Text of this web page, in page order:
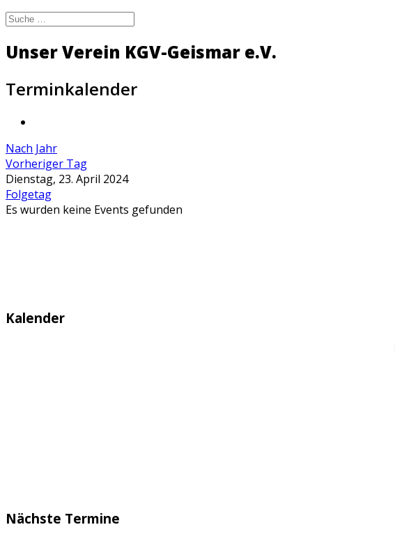
Unser Verein KGV-Geismar e.V.
Terminkalender
Nach Jahr
Vorheriger Tag
Dienstag, 23. April 2024
Folgetag
Es wurden keine Events gefunden
Kalender
Nächste Termine